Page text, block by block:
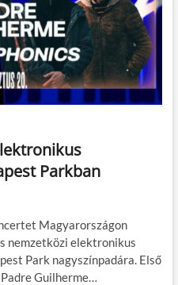
Parkban
Magyarországon
nemzetközi elektronikus
Park nagyszínpadára. Első
Guilherme…